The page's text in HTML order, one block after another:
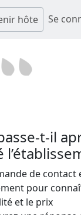
hôte Se
t-il
de contact
pour
et le prix